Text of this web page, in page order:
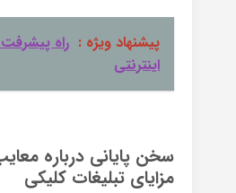
پیشنهاد ویژه : راه
اینترنتی
سخن پایانی درباره
مزایای تبلیغات کلیکی